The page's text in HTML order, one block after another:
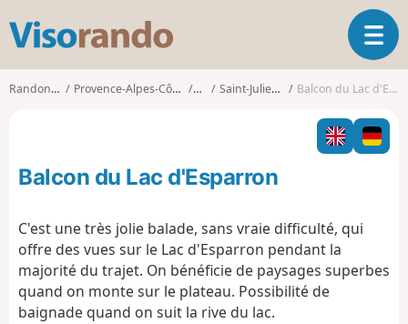
s
o
O
u
v
i
r
l
g
Randonnées Provence-Alpes-Côte d'Azur Var Saint-Julien (Var) Balcon du Lac d'Esparron
Balcon du Lac d'Esparron
C'est une très jolie balade, sans vraie difficulté, qui
offre des vues sur le Lac d'Esparron pendant la
majorité du trajet. On bénéficie de paysages superbes
quand on monte sur le plateau. Possibilité de
baignade quand on suit la rive du lac.